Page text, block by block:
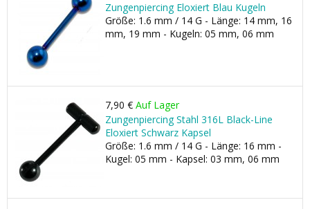
Zungenpiercing Eloxiert Blau Kugeln
Größe: 1.6 mm / 14 G - Länge: 14 mm, 16
mm, 19 mm - Kugeln: 05 mm, 06 mm
7,90 € Auf Lager
Zungenpiercing Stahl 316L Black-Line
Eloxiert Schwarz Kapsel
Größe: 1.6 mm / 14 G - Länge: 16 mm -
Kugel: 05 mm - Kapsel: 03 mm, 06 mm